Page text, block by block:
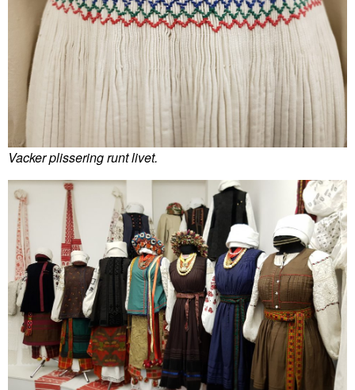
Vacker plissering runt livet.